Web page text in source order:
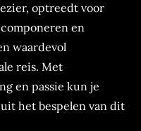
optreedt voor
en
waardevol
reis. Met
en passie kun je
het bespelen van dit